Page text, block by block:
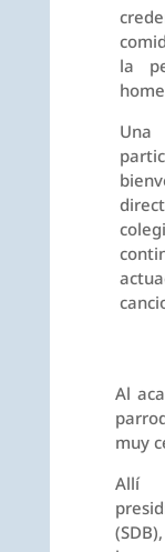
la
Una
Al
muy
Allí